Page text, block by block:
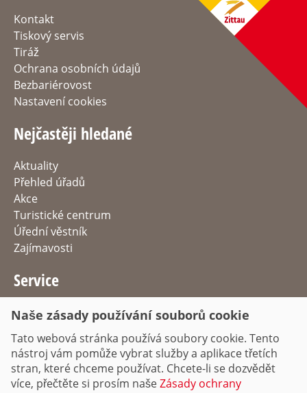
Kontakt
Tiskový servis
Tiráž
Ochrana osobních údajů
Bezbariérovost
Nastavení cookies
Nejčastěji hledané
Aktuality
Přehled úřadů
Akce
Turistické centrum
Úřední věstník
Zajímavosti
Service
Služby
Příjezd & Parkování
Dopravní informace
Naše zásady používání souborů cookie
Tato webová stránka používá soubory cookie. Tento
nástroj vám pomůže vybrat služby a aplikace třetích
stran, které chceme používat. Chcete-li se dozvědět
více, přečtěte si prosím našeZásady ochrany